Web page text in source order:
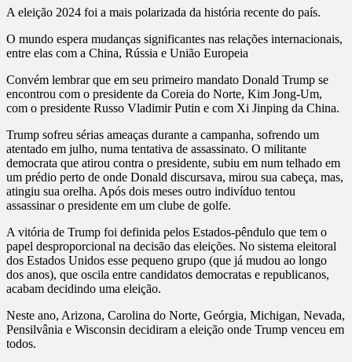
A eleição 2024 foi a mais polarizada da história recente do país.
O mundo espera mudanças significantes nas relações internacionais,
entre elas com a China, Rússia e União Europeia
Convém lembrar que em seu primeiro mandato Donald Trump se
encontrou com o presidente da Coreia do Norte, Kim Jong-Um,
com o presidente Russo Vladimir Putin e com Xi Jinping da China.
Trump sofreu sérias ameaças durante a campanha, sofrendo um
atentado em julho, numa tentativa de assassinato. O militante
democrata que atirou contra o presidente, subiu em num telhado em
um prédio perto de onde Donald discursava, mirou sua cabeça, mas,
atingiu sua orelha. Após dois meses outro indivíduo tentou
assassinar o presidente em um clube de golfe.
A vitória de Trump foi definida pelos Estados-pêndulo que tem o
papel desproporcional na decisão das eleições. No sistema eleitoral
dos Estados Unidos esse pequeno grupo (que já mudou ao longo
dos anos), que oscila entre candidatos democratas e republicanos,
acabam decidindo uma eleição.
Neste ano, Arizona, Carolina do Norte, Geórgia, Michigan, Nevada,
Pensilvânia e Wisconsin decidiram a eleição onde Trump venceu em
todos.